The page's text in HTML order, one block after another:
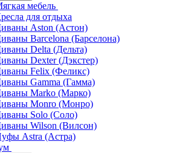
мебель
для отдыха
Aston (Астон)
Barcelona (Барселона)
Delta (Дельта)
Dexter (Дэкстер)
Felix (Феликс)
Gamma (Гамма)
Marko (Марко)
Monro (Монро)
Solo (Соло)
Wilson (Вилсон)
Astra (Астра)